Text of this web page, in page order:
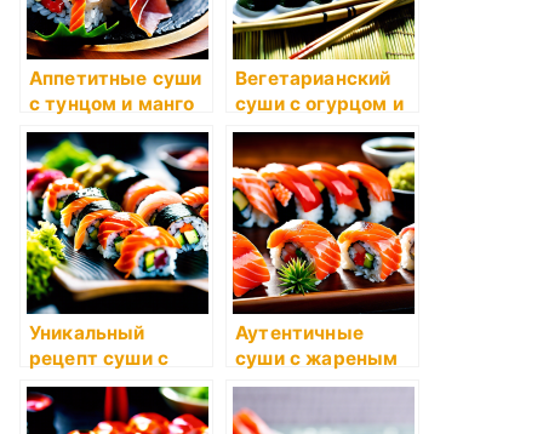
Аппетитные суши
с тунцом и манго
Вегетарианский
суши с огурцом и
авокадо
Уникальный
рецепт суши с
окунем и авокадо
Аутентичные
суши с жареным
лососем и спайси
соусом